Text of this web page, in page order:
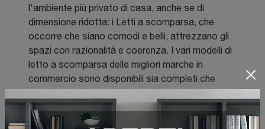
l'ambiente più privato di casa, anche se di
dimensione ridotta: i Letti a scomparsa, che
occorre che siano comodi e belli, attrezzano gli
spazi con razionalità e coerenza. I vari modelli di
letto a scomparsa delle migliori marche in
commercio sono disponibili sia completi che
senza testata, provvisti o meno di vano
contenitivo e giroletto, minimal o più classici. Per
fare dei Letti a scomparsa un’isola di relax che ci